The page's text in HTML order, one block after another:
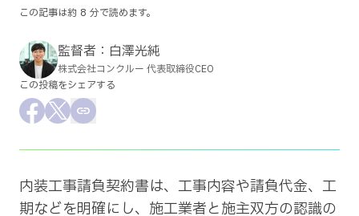
コンクルーBase
会社概要
この記事は約 8 分で読めます。
監督者： 白澤光純
株式会社コンクルー 代表取締役CEO
この投稿をシェアする
内装工事請負契約書は、工事内容や請負代金、工
期などを明確にし、施工業者と施主双方の認識の